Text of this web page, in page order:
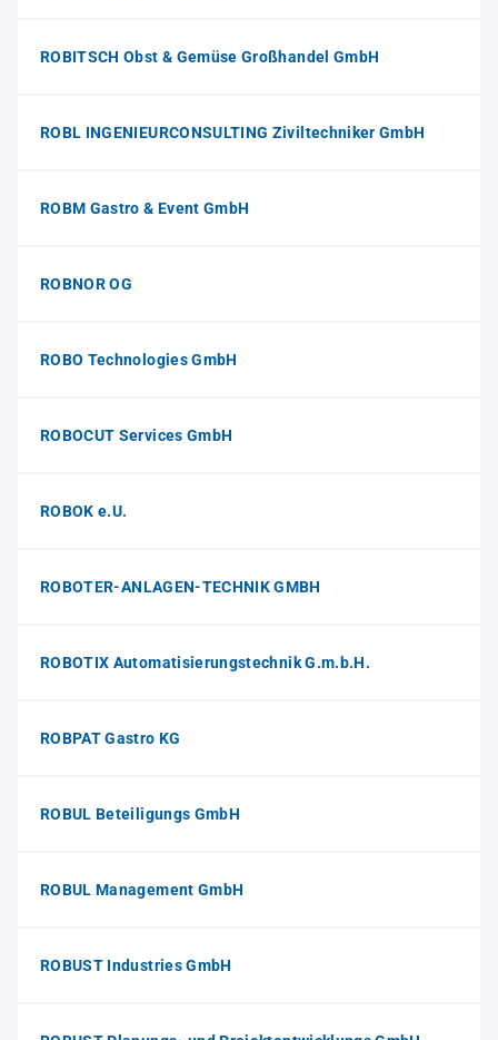
ROBITSCH Obst & Gemüse Großhandel GmbH
ROBL INGENIEURCONSULTING Ziviltechniker GmbH
ROBM Gastro & Event GmbH
ROBNOR OG
ROBO Technologies GmbH
ROBOCUT Services GmbH
ROBOK e.U.
ROBOTER-ANLAGEN-TECHNIK GMBH
ROBOTIX Automatisierungstechnik G.m.b.H.
ROBPAT Gastro KG
ROBUL Beteiligungs GmbH
ROBUL Management GmbH
ROBUST Industries GmbH